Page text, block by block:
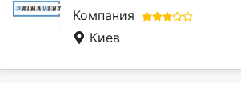
Компания
Киев